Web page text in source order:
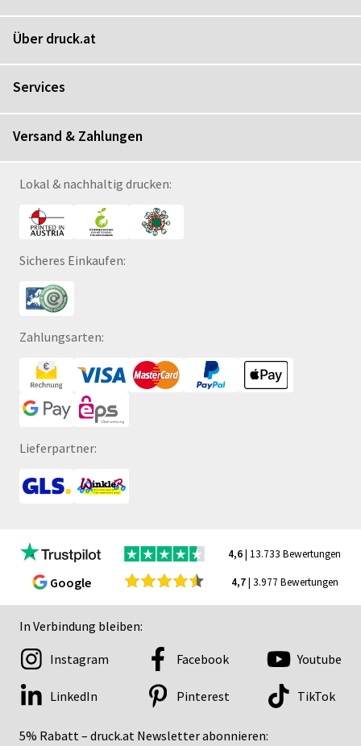
Über druck.at
Services
Versand & Zahlungen
Lokal & nachhaltig drucken:
Sicheres Einkaufen:
Zahlungsarten:
Lieferpartner:
4,6| 13.733 Bewertungen
Google 4,7| 3.977 Bewertungen
In Verbindung bleiben:
5% Rabatt – druck.at Newsletter abonnieren:
Instagram Facebook Youtube
LinkedIn Pinterest TikTok